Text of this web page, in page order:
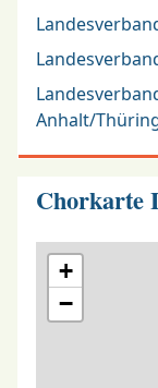
Anhalt/
Chorkarte
+
−